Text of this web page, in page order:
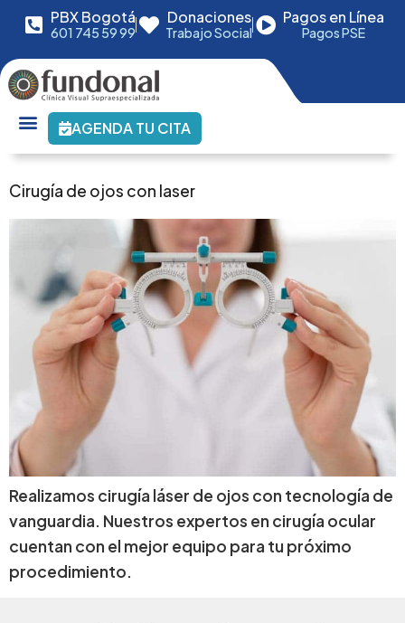
PBX Bogotá
601 745 59 99
Donaciones
Trabajo Social
Pagos en Línea
Pagos PSE
AGENDA TU CITA
Cirugía de ojos con laser
Realizamos cirugía láser de ojos con tecnología de
vanguardia. Nuestros expertos en cirugía ocular
cuentan con el mejor equipo para tu próximo
procedimiento.